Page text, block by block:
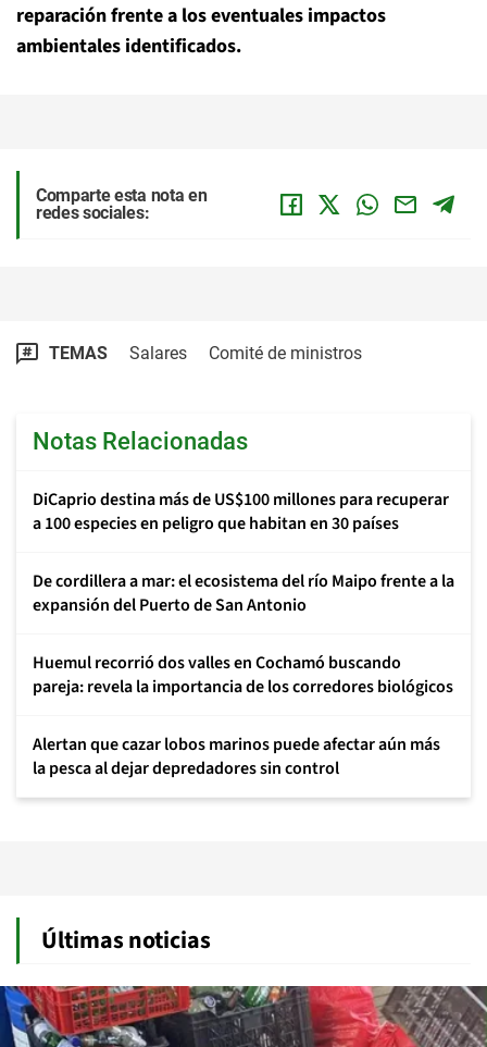
reparación frente a los eventuales impactos
ambientales identificados.
Comparte esta nota en
redes sociales:
TEMAS Salares Comité de ministros
Notas Relacionadas
DiCaprio destina más de US$100 millones para recuperar
a 100 especies en peligro que habitan en 30 países
De cordillera a mar: el ecosistema del río Maipo frente a la
expansión del Puerto de San Antonio
Huemul recorrió dos valles en Cochamó buscando
pareja: revela la importancia de los corredores biológicos
Alertan que cazar lobos marinos puede afectar aún más
la pesca al dejar depredadores sin control
Últimas noticias